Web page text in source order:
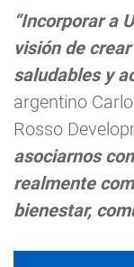
“Incorporar a
visión de
saludables y
argentino
Rosso
asociarnos
realmente
bienestar,